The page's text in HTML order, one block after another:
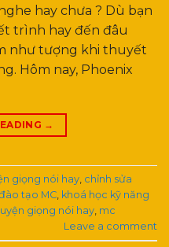
hay chưa ? Dù bạn
trình hay đến đâu
như tượng khi thuyết
Hôm nay, Phoenix
→
giọng nói hay chỉnh sửa
tạo MC khoá học kỹ năng
giọng nói hay mc
Leave a comment